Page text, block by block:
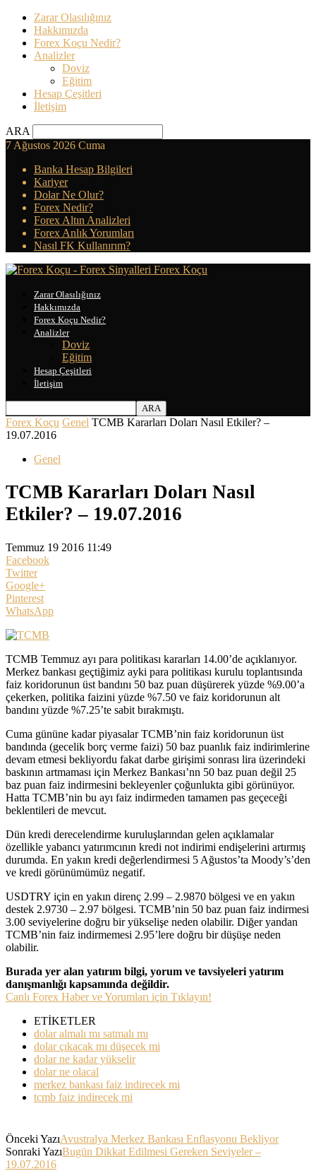
Zarar Olasılığınız
Hakkımızda
Forex Koçu Nedir?
Analizler
Doviz
Eğitim
Hesap Çeşitleri
İletişim
ARA
7 Ağustos 2026 Cuma
Banka Hesap Bilgileri
Kariyer
Dolar Ne Olur?
Forex Nedir?
Forex Altın Analizleri
Forex Anlık Yorumları
Nasıl FK Kullanırım?
Forex Koçu
Zarar Olasılığınız
Hakkımızda
Forex Koçu Nedir?
Analizler
Doviz
Eğitim
Hesap Çeşitleri
İletişim
Forex Koçu Genel TCMB Kararları Doları Nasıl Etkiler? –
19.07.2016
Genel
TCMB Kararları Doları Nasıl
Etkiler? – 19.07.2016
Temmuz 19 2016 11:49
Facebook
Twitter
Google+
Pinterest
WhatsApp
TCMB Temmuz ayı para politikası kararları 14.00’de açıklanıyor.
Merkez bankası geçtiğimiz ayki para politikası kurulu toplantısında
faiz koridorunun üst bandını 50 baz puan düşürerek yüzde %9.00’a
çekerken, politika faizini yüzde %7.50 ve faiz koridorunun alt
bandını yüzde %7.25’te sabit bırakmıştı.
Cuma gününe kadar piyasalar TCMB’nin faiz koridorunun üst
bandında (gecelik borç verme faizi) 50 baz puanlık faiz indirimlerine
devam etmesi bekliyordu fakat darbe girişimi sonrası lira üzerindeki
baskının artmaması için Merkez Bankası’nn 50 baz puan değil 25
baz puan faiz indirmesini bekleyenler çoğunlukta gibi görünüyor.
Hatta TCMB’nin bu ayı faiz indirmeden tamamen pas geçeceği
beklentileri de mevcut.
Dün kredi derecelendirme kuruluşlarından gelen açıklamalar
özellikle yabancı yatırımcının kredi not indirimi endişelerini artırmış
durumda. En yakın kredi değerlendirmesi 5 Ağustos’ta Moody’s’den
ve kredi görünümümüz negatif.
USDTRY için en yakın direnç 2.99 – 2.9870 bölgesi ve en yakın
destek 2.9730 – 2.97 bölgesi. TCMB’nin 50 baz puan faiz indirmesi
3.00 seviyelerine doğru bir yükselişe neden olabilir. Diğer yandan
TCMB’nin faiz indirmemesi 2.95’lere doğru bir düşüşe neden
olabilir.
Burada yer alan yatırım bilgi, yorum ve tavsiyeleri yatırım
danışmanlığı kapsamında değildir.
Canlı Forex Haber ve Yorumları için Tıklayın!
ETİKETLER
dolar almalı mı satmalı mı
dolar çıkacak mı düşecek mi
dolar ne kadar yükselir
dolar ne olacal
merkez bankası faiz indirecek mi
tcmb faiz indirecek mi
Önceki YazıAvustralya Merkez Bankası Enflasyonu Bekliyor
Sonraki YazıBugün Dikkat Edilmesi Gereken Seviyeler –
19.07.2016